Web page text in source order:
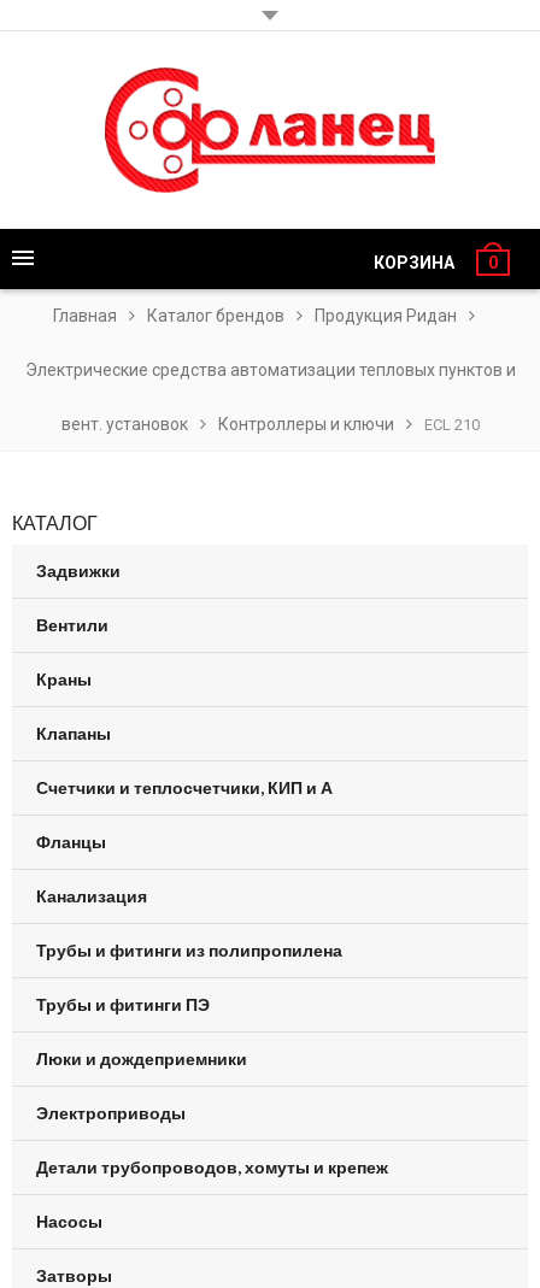
КОРЗИНА 0
Главная Каталог брендов Продукция Ридан
Электрические средства автоматизации тепловых пунктов и
вент. установок Контроллеры и ключи ECL 210
КАТАЛОГ
Задвижки
Вентили
Краны
Клапаны
Счетчики и теплосчетчики, КИП и А
Фланцы
Канализация
Трубы и фитинги из полипропилена
Трубы и фитинги ПЭ
Люки и дождеприемники
Электроприводы
Детали трубопроводов, хомуты и крепеж
Насосы
Затворы